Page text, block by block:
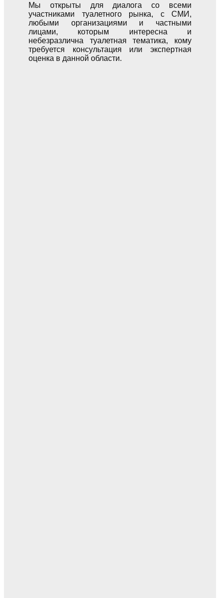
Мы открыты для диалога со всеми
участниками туалетного рынка, с СМИ,
любыми организациями и частными
лицами, которым интересна и
небезразлична туалетная тематика, кому
требуется консультация или экспертная
оценка в данной области.